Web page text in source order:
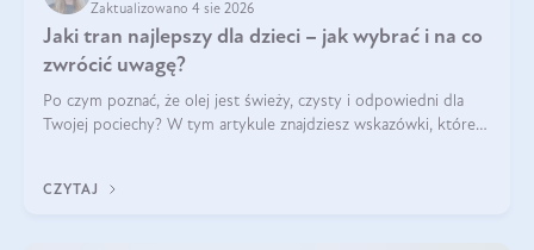
Zaktualizowano 4 sie 2026
Jaki tran najlepszy dla dzieci – jak wybrać i na co
zwrócić uwagę?
Po czym poznać, że olej jest świeży, czysty i odpowiedni dla
Twojej pociechy? W tym artykule znajdziesz wskazówki, które
CZYTAJ